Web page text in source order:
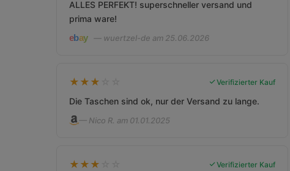
ALLES PERFEKT! superschneller versand und
prima ware!
— wuertzel-de am 25.06.2026
★ ★ ★ Verifizierter Kauf
Die Taschen sind ok, nur der Versand zu lange.
— Nico R. am 01.01.2025
★ ★ ★ Verifizierter Kauf